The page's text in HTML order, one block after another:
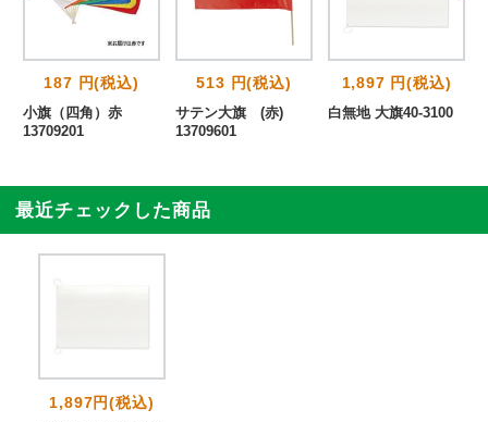
187 円(税込)
小旗（四角）赤
13709201
513 円(税込)
サテン大旗 (赤)
13709601
1,897 円(税込)
白無地 大旗40-3100
最近チェックした商品
1,897円(税込)